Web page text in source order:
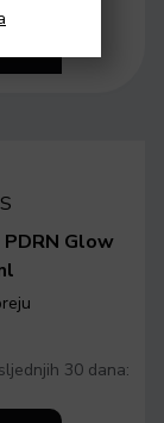
Glow
30 dana: